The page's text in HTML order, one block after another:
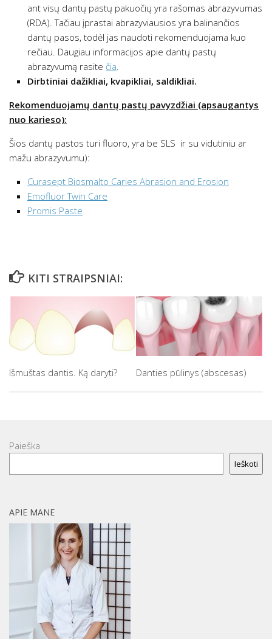
ant visų dantų pastų pakuočių yra rašomas abrazyvumas
(RDA). Tačiau įprastai abrazyviausios yra balinančios
dantų pasos, todėl jas naudoti rekomenduojama kuo
rečiau. Daugiau informacijos apie dantų pastų
abrazyvumą rasite čia
Dirbtiniai dažikliai, kvapikliai, saldikliai.
Rekomenduojamų dantų pastų pavyzdžiai (apsaugantys
nuo karieso):
Šios dantų pastos turi fluoro, yra be SLS ir su vidutiniu ar
mažu abrazyvumu):
Curasept Biosmalto Caries Abrasion and Erosion
Emofluor Twin Care
Promis Paste
KITI STRAIPSNIAI:
Išmuštas dantis. Ką daryti? Danties pūlinys (abscesas)
Paieška
Ieškoti
APIE MANE